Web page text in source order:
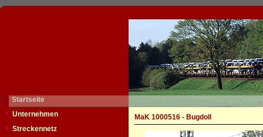
Startseite
Unternehmen
Streckennetz
MaK 1000516 - Bugdoll